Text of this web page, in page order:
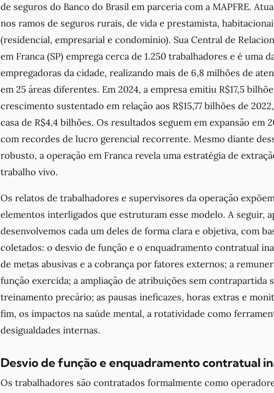
de seguros do Banco do Brasil em parceria com a MAPFRE.
nos ramos de seguros rurais, de vida e prestamista,
(residencial, empresarial e condomínio). Sua Central de
em Franca (SP) emprega cerca de 1.250 trabalhadores e é uma
empregadoras da cidade, realizando mais de 6,8 milhões de
em 25 áreas diferentes. Em 2024, a empresa emitiu R$17,5
crescimento sustentado em relação aos R$15,77 bilhões de
casa de R$4,4 bilhões. Os resultados seguem em expansão em
com recordes de lucro gerencial recorrente. Mesmo diante
robusto, a operação em Franca revela uma estratégia de
trabalho vivo.
Os relatos de trabalhadores e supervisores da operação
elementos interligados que estruturam esse modelo. A seguir,
desenvolvemos cada um deles de forma clara e objetiva, com
coletados: o desvio de função e o enquadramento contratual
de metas abusivas e a cobrança por fatores externos; a
função exercida; a ampliação de atribuições sem contrapartida
treinamento precário; as pausas ineficazes, horas extras e
fim, os impactos na saúde mental, a rotatividade como
desigualdades internas.
Desvio de função e enquadramento contratual
Os trabalhadores são contratados formalmente como